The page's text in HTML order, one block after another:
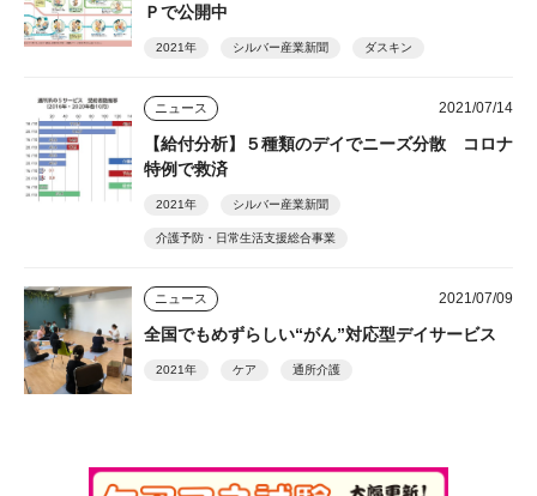
Ｐで公開中
2021年 シルバー産業新聞 ダスキン
ニュース 2021/07/14
【給付分析】５種類のデイでニーズ分散 コロナ
特例で救済
2021年 シルバー産業新聞
介護予防・日常生活支援総合事業
ニュース 2021/07/09
全国でもめずらしい“がん”対応型デイサービス
2021年 ケア 通所介護